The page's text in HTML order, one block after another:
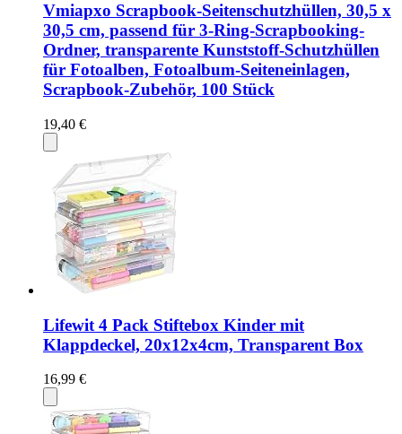
Vmiapxo Scrapbook-Seitenschutzhüllen, 30,5 x
30,5 cm, passend für 3-Ring-Scrapbooking-
Ordner, transparente Kunststoff-Schutzhüllen
für Fotoalben, Fotoalbum-Seiteneinlagen,
Scrapbook-Zubehör, 100 Stück
19,40 €
Lifewit 4 Pack Stiftebox Kinder mit
Klappdeckel, 20x12x4cm, Transparent Box
16,99 €